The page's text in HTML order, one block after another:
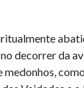
decorrer da
medonhos,